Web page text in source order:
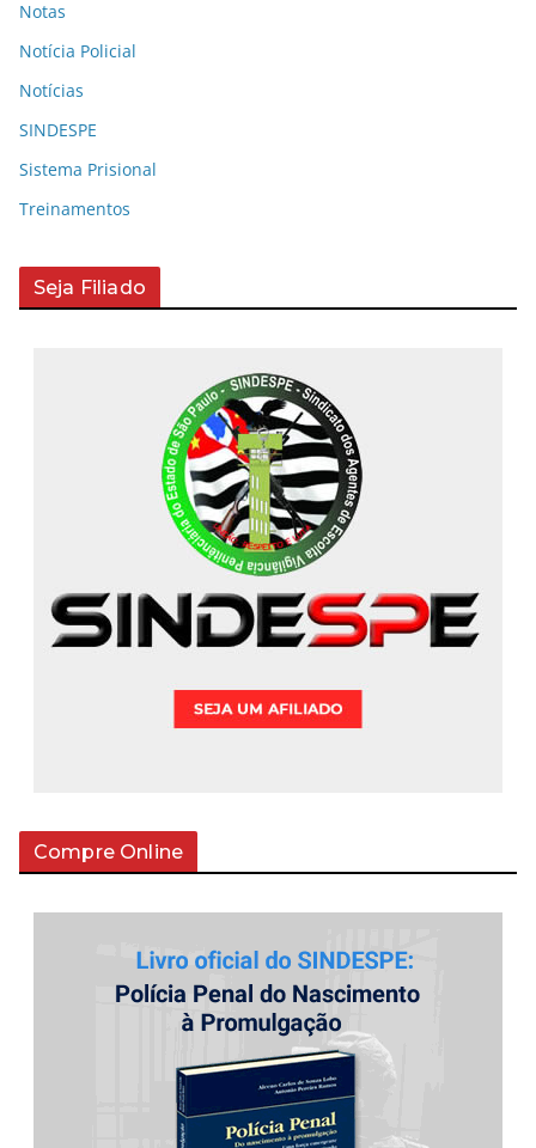
Notas
Notícia Policial
Notícias
SINDESPE
Sistema Prisional
Treinamentos
Seja Filiado
Compre Online